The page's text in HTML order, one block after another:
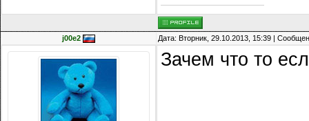
j00e2 Дата: Вторник, 29.10.2013, 15:39 |
Зачем что то